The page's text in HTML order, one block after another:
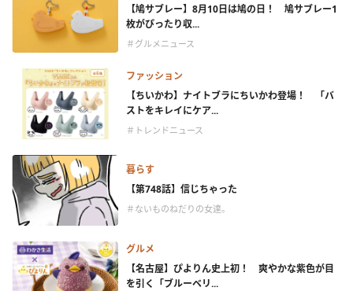
【鳩サブレー】8月10日は鳩の日！ 鳩サブレー1
枚がぴったり収...
＃グルメニュース
ファッション
【ちいかわ】ナイトブラにちいかわ登場！ 「バ
ストをキレイにケア...
＃トレンドニュース
暮らす
【第748話】信じちゃった
＃ないものねだりの女達。
グルメ
【名古屋】ぴよりん史上初！ 爽やかな紫色が目
を引く「ブルーベリ...